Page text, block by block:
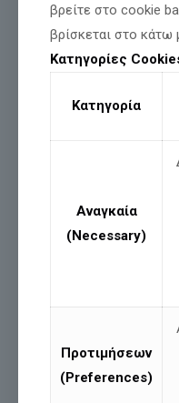
Είμαστε
Μεαγωνίες,
πίστη,
θέληση να αλλάξουμε
Στη Λαμία,μεγαλώνουμε
θέλουμε
Γιατί η δύναμη δεν είναι
στα έργα!
στην ενότητα!
στοΟΛΟΙ ΜΑΖΙ
βρείτε στο cookie
βρίσκεται στο κάτω
Κατηγορίες
Κατηγορία
Αναγκαία
(Necessary)
Προτιμήσεων
(Preferences)